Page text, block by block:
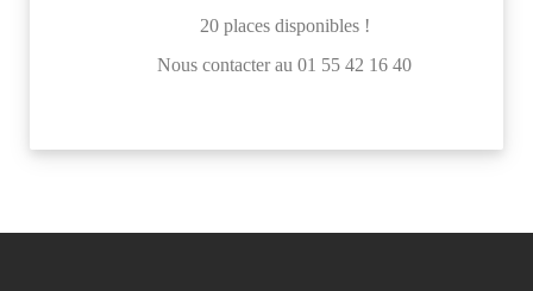
20 places disponibles !
Nous contacter au 01 55 42 16 40